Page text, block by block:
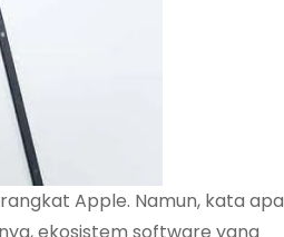
Apple. Namun, kata apa
ekosistem software yang